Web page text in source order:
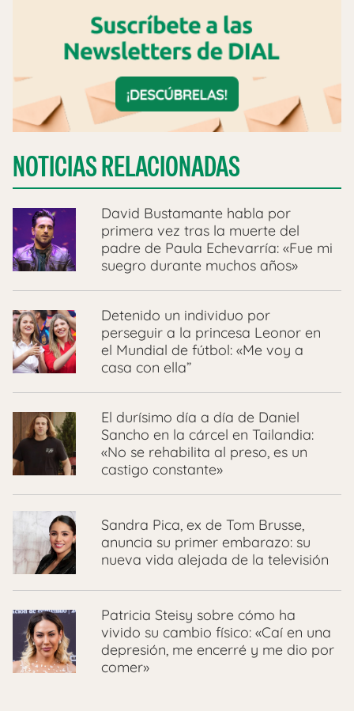
NOTICIAS RELACIONADAS
David Bustamante habla por
primera vez tras la muerte del
padre de Paula Echevarría: «Fue mi
suegro durante muchos años»
Detenido un individuo por
perseguir a la princesa Leonor en
el Mundial de fútbol: «Me voy a
casa con ella”
El durísimo día a día de Daniel
Sancho en la cárcel en Tailandia:
«No se rehabilita al preso, es un
castigo constante»
Sandra Pica, ex de Tom Brusse,
anuncia su primer embarazo: su
nueva vida alejada de la televisión
Patricia Steisy sobre cómo ha
vivido su cambio físico: «Caí en una
depresión, me encerré y me dio por
comer»